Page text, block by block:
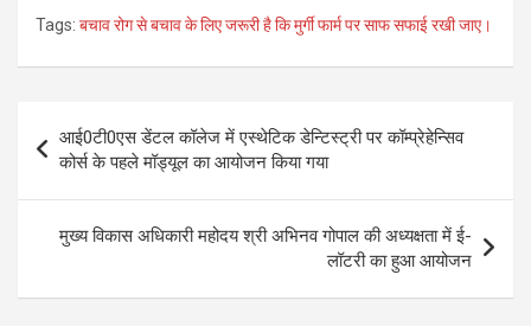
Tags: बचाव रोग से बचाव के लिए जरूरी है कि मुर्गी फार्म पर साफ सफाई रखी जाए।
navigation
आई0टी0एस डेंटल कॉलेज में एस्थेटिक डेन्टिस्ट्री पर कॉम्प्रेहेन्सिव
कोर्स के पहले मॉड्यूल का आयोजन किया गया
मुख्य विकास अधिकारी महोदय श्री अभिनव गोपाल की अध्यक्षता में ई-
लॉटरी का हुआ आयोजन